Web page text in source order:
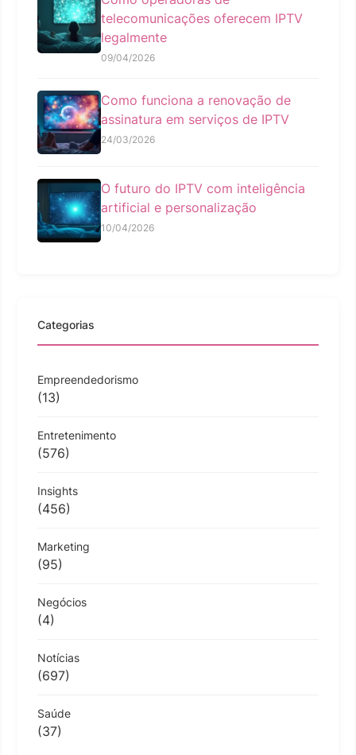
telecomunicações oferecem IPTV
legalmente
09/04/2026
Como funciona a renovação de
assinatura em serviços de IPTV
24/03/2026
O futuro do IPTV com inteligência
artificial e personalização
10/04/2026
Categorias
Empreendedorismo
(13)
Entretenimento
(576)
Insights
(456)
Marketing
(95)
Negócios
(4)
Notícias
(697)
Saúde
(37)